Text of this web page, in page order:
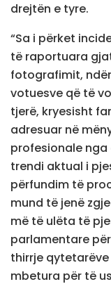
drejtën e tyre.
“Sa i përket
të raportuara
fotografimit,
votuesve që të
tjerë, kryesisht
adresuar në
profesionale nga
trendi aktual i
përfundim të
mund të jenë
më të ulëta të
parlamentare
thirrje
mbetura për të